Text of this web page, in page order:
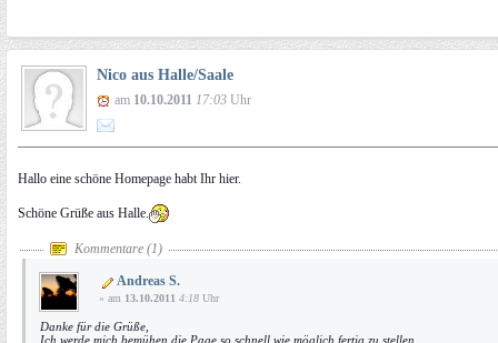
Nico aus Halle/Saale
am 10.10.2011 17:03 Uhr
Hallo eine schöne Homepage habt Ihr hier.
Schöne Grüße aus Halle.
Kommentare (1)
Andreas S.
» am 13.10.2011 4:18 Uhr
Danke für die Grüße,
Ich werde mich bemühen die Page so schnell wie möglich fertig zu stellen...